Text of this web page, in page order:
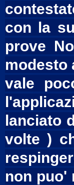
con la
prove
modesto
vale
lanciato
volte )
non puo'